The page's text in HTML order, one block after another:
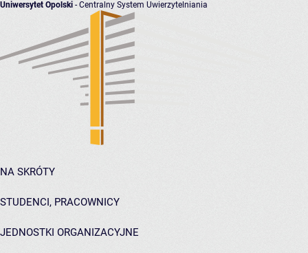
Uniwersytet Opolski - Centralny System Uwierzytelniania
NA SKRÓTY
STUDENCI, PRACOWNICY
JEDNOSTKI ORGANIZACYJNE